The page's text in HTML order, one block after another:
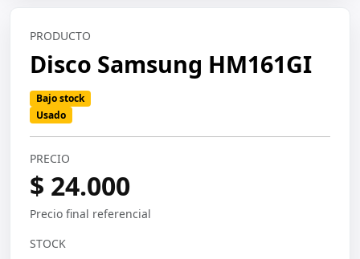
PRODUCTO
Disco Samsung HM161GI
Bajo stock
Usado
PRECIO
$ 24.000
Precio final referencial
STOCK